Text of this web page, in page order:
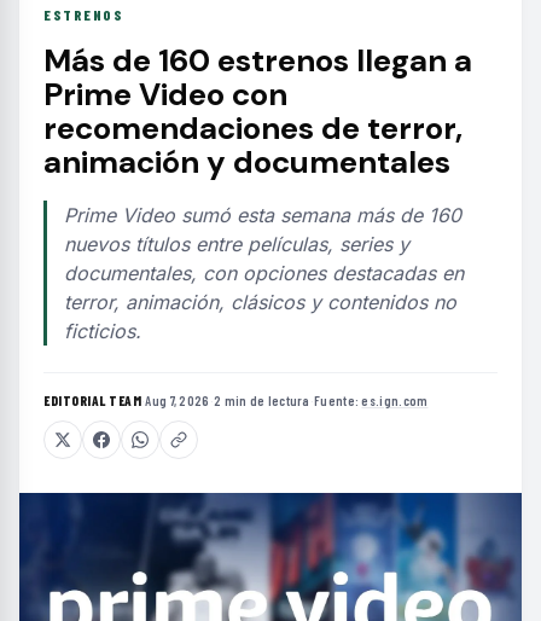
ESTRENOS
Más de 160 estrenos llegan a
Prime Video con
recomendaciones de terror,
animación y documentales
Prime Video sumó esta semana más de 160
nuevos títulos entre películas, series y
documentales, con opciones destacadas en
terror, animación, clásicos y contenidos no
ficticios.
EDITORIAL TEAM·Aug 7, 2026 ·2 min de lectura ·Fuente:es.ign.com